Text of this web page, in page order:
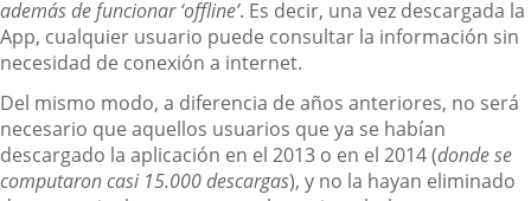
además de funcionar ‘offline’. Es decir, una vez descargada la
App, cualquier usuario puede consultar la información sin
necesidad de conexión a internet.
Del mismo modo, a diferencia de años anteriores, no será
necesario que aquellos usuarios que ya se habían
descargado la aplicación en el 2013 o en el 2014 (donde se
computaron casi 15.000 descargas), y no la hayan eliminado